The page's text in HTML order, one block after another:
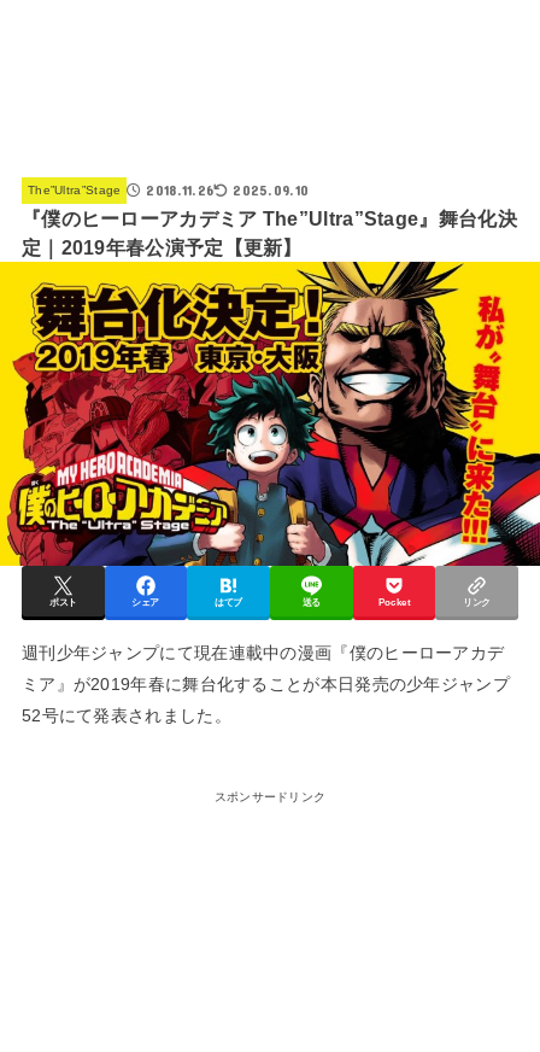
The”Ultra”Stage 2018.11.26 2025.09.10
『僕のヒーローアカデミア The”Ultra”Stage』舞台化決
定｜2019年春公演予定【更新】
ポスト シェア はてブ 送る Pocket リンク
週刊少年ジャンプにて現在連載中の漫画『僕のヒーローアカデ
ミア』が2019年春に舞台化することが本日発売の少年ジャンプ
52号にて発表されました。
スポンサードリンク